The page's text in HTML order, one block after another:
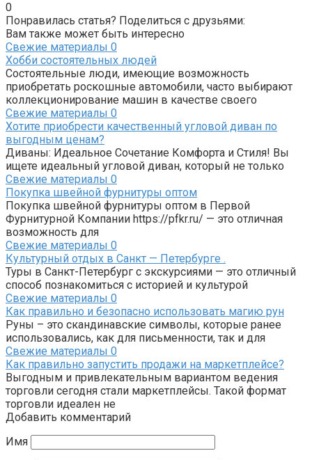
0
Понравилась статья? Поделиться с друзьями:
Вам также может быть интересно
Свежие материалы 0
Хобби состоятельных людей
Состоятельные люди, имеющие возможность
приобретать роскошные автомобили, часто выбирают
коллекционирование машин в качестве своего
Свежие материалы 0
Хотите приобрести качественный угловой диван по
выгодным ценам?
Диваны: Идеальное Сочетание Комфорта и Стиля! Вы
ищете идеальный угловой диван, который не только
Свежие материалы 0
Покупка швейной фурнитуры оптом
Покупка швейной фурнитуры оптом в Первой
Фурнитурной Компании https://pfkr.ru/ — это отличная
возможность для
Свежие материалы 0
Культурный отдых в Санкт — Петербурге .
Туры в Санкт-Петербург с экскурсиями — это отличный
способ познакомиться с историей и культурой
Свежие материалы 0
Как правильно и безопасно использовать магию рун
Руны – это скандинавские символы, которые ранее
использовались, как для письменности, так и для
Свежие материалы 0
Как правильно запустить продажи на маркетплейсе?
Выгодным и привлекательным вариантом ведения
торговли сегодня стали маркетплейсы. Такой формат
торговли идеален не
Добавить комментарий
Имя